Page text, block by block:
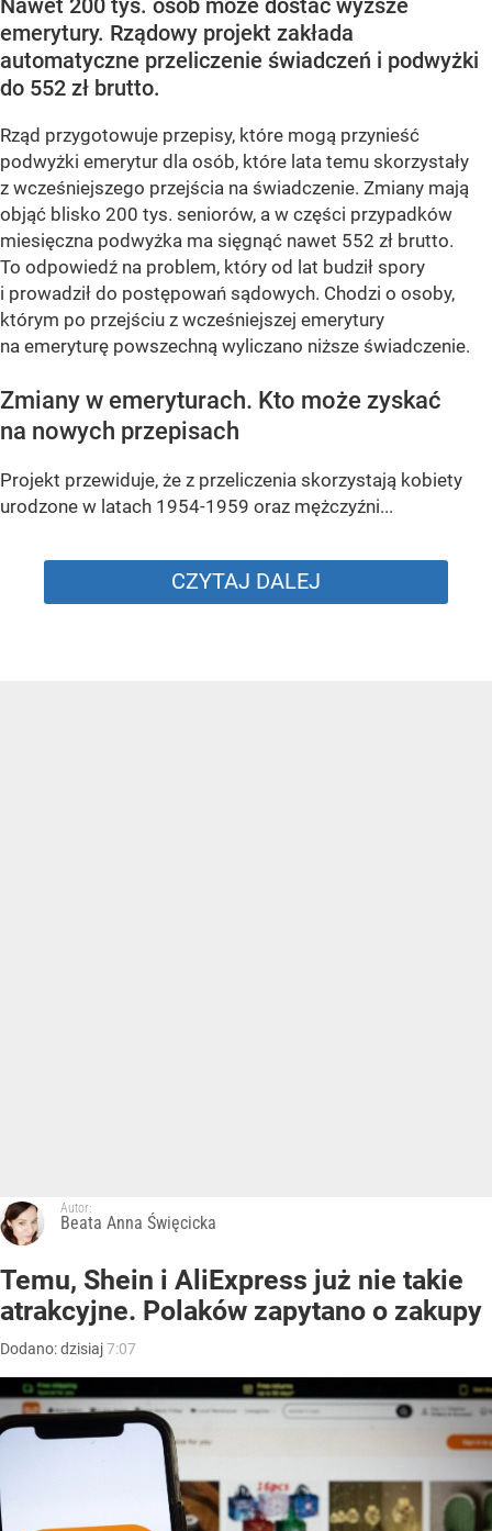
Nawet 200 tys. osób może dostać wyższe
emerytury. Rządowy projekt zakłada
automatyczne przeliczenie świadczeń i podwyżki
do 552 zł brutto.
Rząd przygotowuje przepisy, które mogą przynieść
podwyżki emerytur dla osób, które lata temu skorzystały
z wcześniejszego przejścia na świadczenie. Zmiany mają
objąć blisko 200 tys. seniorów, a w części przypadków
miesięczna podwyżka ma sięgnąć nawet 552 zł brutto.
To odpowiedź na problem, który od lat budził spory
i prowadził do postępowań sądowych. Chodzi o osoby,
którym po przejściu z wcześniejszej emerytury
na emeryturę powszechną wyliczano niższe świadczenie.
Zmiany w emeryturach. Kto może zyskać
na nowych przepisach
Projekt przewiduje, że z przeliczenia skorzystają kobiety
urodzone w latach 1954-1959 oraz mężczyźni...
CZYTAJ DALEJ
Autor:
Beata Anna Święcicka
Temu, Shein i AliExpress już nie takie
atrakcyjne. Polaków zapytano o zakupy
Dodano:dzisiaj7:07